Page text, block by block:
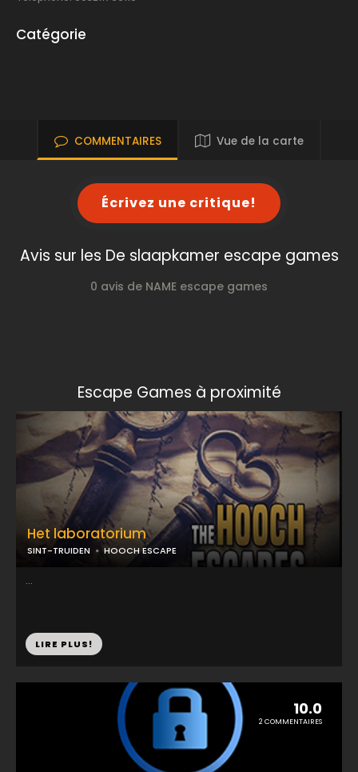
Catégorie
COMMENTAIRES Vue de la carte
Écrivez une critique!
Avis sur les De slaapkamer escape games
0 avis de NAME escape games
Escape Games à proximité
10.0
2 COMMENTAIRES
Het laboratorium
SINT-TRUIDEN HOOCH ESCAPE
...
LIRE PLUS!